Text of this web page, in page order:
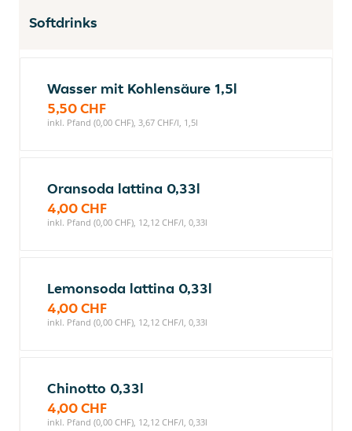
Softdrinks
Wasser mit Kohlensäure 1,5l
5,50 CHF
inkl. Pfand (0,00 CHF), 3,67 CHF/l, 1,5l
Oransoda lattina 0,33l
4,00 CHF
inkl. Pfand (0,00 CHF), 12,12 CHF/l, 0,33l
Lemonsoda lattina 0,33l
4,00 CHF
inkl. Pfand (0,00 CHF), 12,12 CHF/l, 0,33l
Chinotto 0,33l
4,00 CHF
inkl. Pfand (0,00 CHF), 12,12 CHF/l, 0,33l